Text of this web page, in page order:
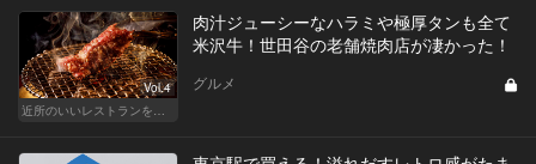
Vol.4
肉汁ジューシーなハラミや極厚タンも全て
米沢牛！世田谷の老舗焼肉店が凄かった！
グルメ